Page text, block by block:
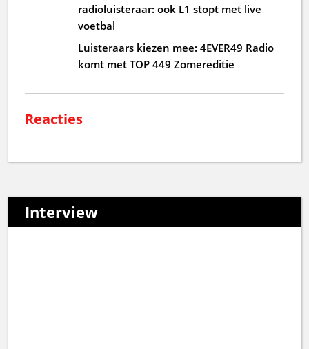
radioluisteraar: ook L1 stopt met live
voetbal
Luisteraars kiezen mee: 4EVER49 Radio
komt met TOP 449 Zomereditie
Reacties
Interview